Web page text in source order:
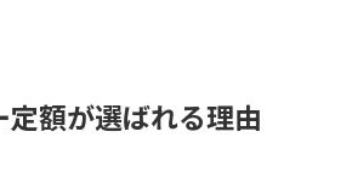
定額が選ばれる理由